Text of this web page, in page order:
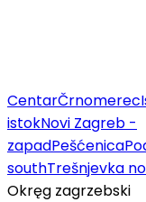
CentarČrnomerec
istokNovi Zagreb -
zapadPešćenica
southTrešnjevka
Okręg zagrzebski